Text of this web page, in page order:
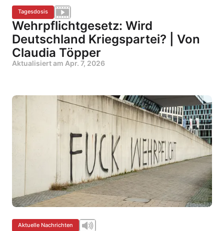
Tagesdosis
Wehrpflichtgesetz: Wird
Deutschland Kriegspartei? | Von
Claudia Töpper
Aktualisiert am Apr. 7, 2026
Aktuelle Nachrichten